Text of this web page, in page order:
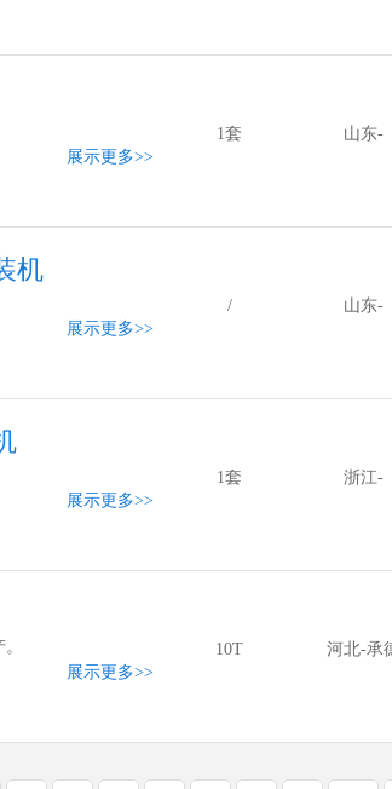
展示更多>>
1套 山东-
机
展示更多>>
/ 山东-
展示更多>>
1套 浙江-
展示更多>>
10T 河北-承